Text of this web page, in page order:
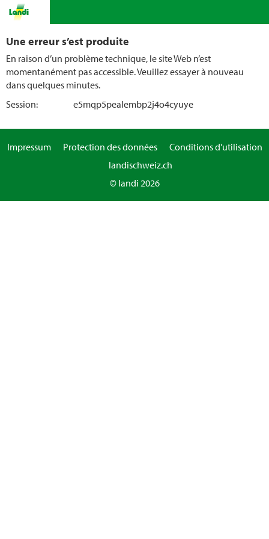
Une erreur s’est produite
En raison d’un problème technique, le site Web n’est
momentanément pas accessible. Veuillez essayer à nouveau
dans quelques minutes.
Session:
e5mqp5pealembp2j4o4cyuye
Impressum Protection des données
Conditions d'utilisation
landischweiz.ch
© landi 2026